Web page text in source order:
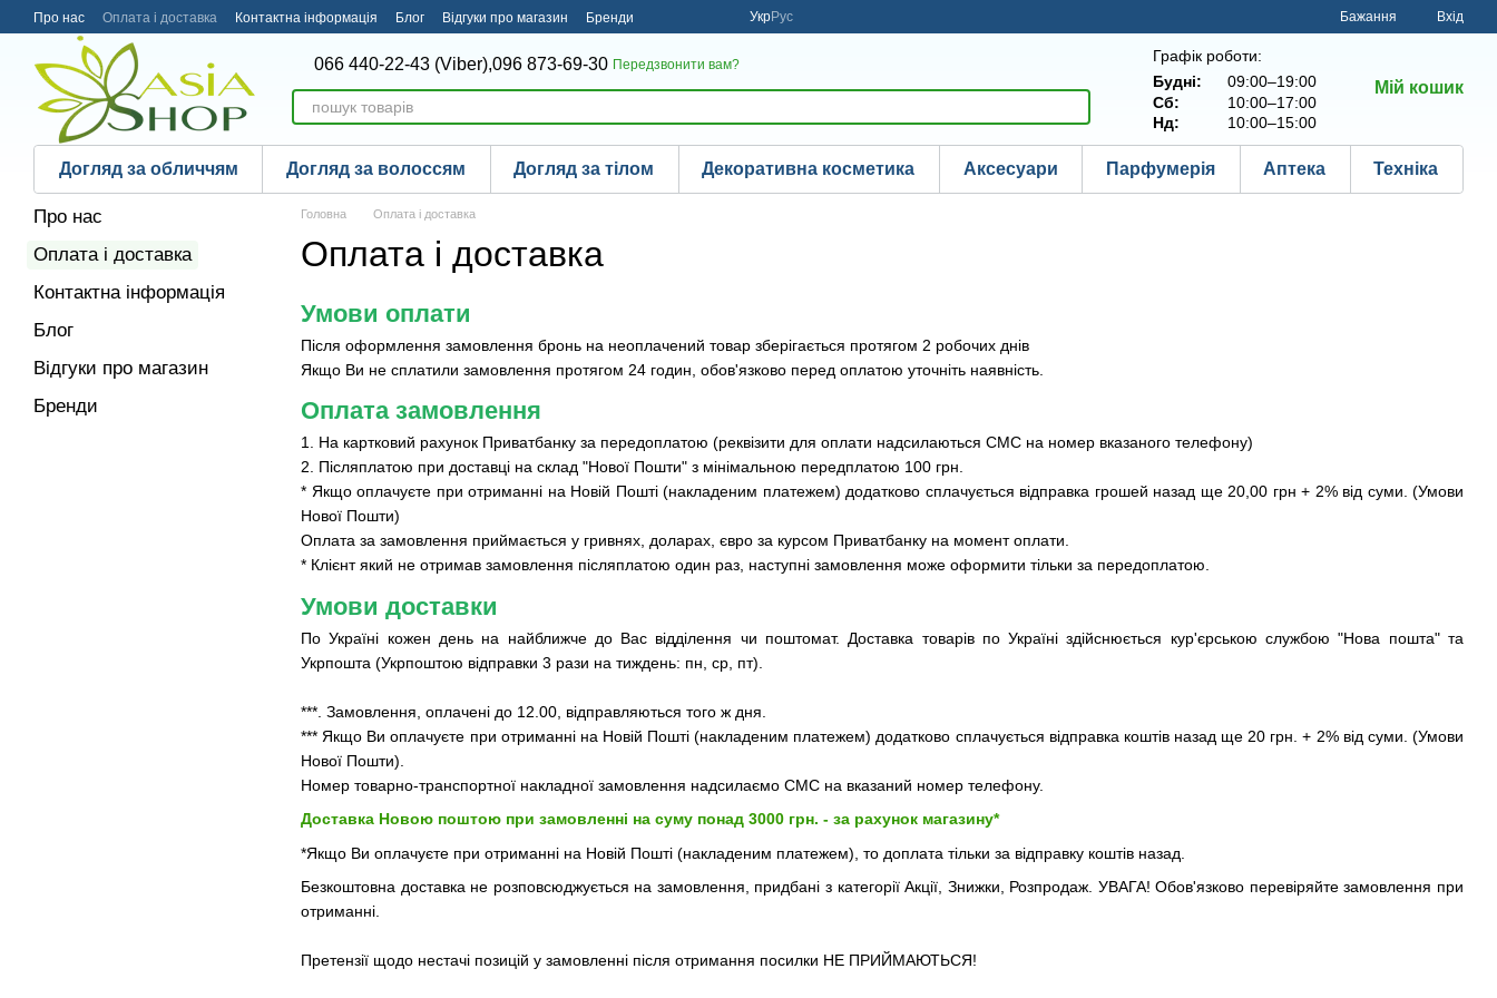
Перейти до основного контенту
Про нас Оплата і доставка Контактна інформація Блог Відгуки про магазин Бренди УкрРус Бажання Вхід
066 440-22-43 (Viber),096 873-69-30 Передзвонити вам?
Графік роботи:
Будні:
09:00–19:00
Сб:
10:00–17:00
Нд:
10:00–15:00
Мій кошик
Догляд за обличчям Догляд за волоссям Догляд за тілом Декоративна косметика Аксесуари Парфумерія Аптека Техніка
Головна Оплата і доставка
Оплата і доставка
Умови оплати
Після оформлення замовлення бронь на неоплачений товар зберігається протягом 2 робочих днів
Якщо Ви не сплатили замовлення протягом 24 годин, обов'язково перед оплатою уточніть наявність.
Оплата замовлення
1. На картковий рахунок Приватбанку за передоплатою (реквізити для оплати надсилаються СМС на номер вказаного телефону)
2. Післяплатою при доставці на склад "Нової Пошти" з мінімальною передплатою 100 грн.
* Якщо оплачуєте при отриманні на Новій Пошті (накладеним платежем) додатково сплачується відправка грошей назад ще 20,00 грн + 2% від суми. (Умови
Нової Пошти)
Оплата за замовлення приймається у гривнях, доларах, євро за курсом Приватбанку на момент оплати.
* Клієнт який не отримав замовлення післяплатою один раз, наступні замовлення може оформити тільки за передоплатою.
Умови доставки
По Україні кожен день на найближче до Вас відділення чи поштомат. Доставка товарів по Україні здійснюється кур'єрською службою "Нова пошта" та
Укрпошта (Укрпоштою відправки 3 рази на тиждень: пн, ср, пт).
***. Замовлення, оплачені до 12.00, відправляються того ж дня.
*** Якщо Ви оплачуєте при отриманні на Новій Пошті (накладеним платежем) додатково сплачується відправка коштів назад ще 20 грн. + 2% від суми. (Умови
Нової Пошти).
Номер товарно-транспортної накладної замовлення надсилаємо СМС на вказаний номер телефону.
Доставка Новою поштою при замовленні на суму понад 3000 грн. - за рахунок магазину*
*Якщо Ви оплачуєте при отриманні на Новій Пошті (накладеним платежем), то доплата тільки за відправку коштів назад.
Безкоштовна доставка не розповсюджується на замовлення, придбані з категорії Акції, Знижки, Розпродаж. УВАГА! Обов'язково перевіряйте замовлення при
отриманні.
Претензії щодо нестачі позицій у замовленні після отримання посилки НЕ ПРИЙМАЮТЬСЯ!
Про нас
Оплата і доставка
Контактна інформація
Блог
Відгуки про магазин
Бренди